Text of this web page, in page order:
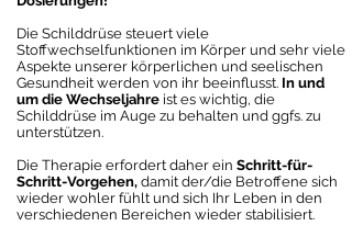
Die Schilddrüse steuert viele
Stoffwechselfunktionen im Körper und sehr viele
Aspekte unserer körperlichen und seelischen
Gesundheit werden von ihr beeinflusst. In und
um die Wechseljahre ist es wichtig, die
Schilddrüse im Auge zu behalten und ggfs. zu
unterstützen.
Die Therapie erfordert daher ein Schritt-für-
Schritt-Vorgehen, damit der/die Betroffene sich
wieder wohler fühlt und sich Ihr Leben in den
verschiedenen Bereichen wieder stabilisiert.